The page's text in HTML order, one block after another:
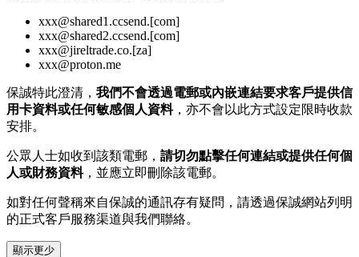
xxx@shared1.ccsend.[com]
xxx@shared2.ccsend.[com]
xxx@jireltrade.co.[za]
xxx@proton.me
保誠特此澄清， 我們不會透過電郵或內嵌連結要求客戶提供信
用卡資料或任何敏感個人資料，亦不會以此方式設定限時收款
安排。
公眾人士如收到該類電郵， 請切勿點擊任何連結或提供任何個
人或財務資料，並應立即刪除該電郵。
如對任何聲稱來自保誠的通訊存有疑問，請透過保誠網站列明
的正式客戶服務渠道與我們聯絡。
顯示更少